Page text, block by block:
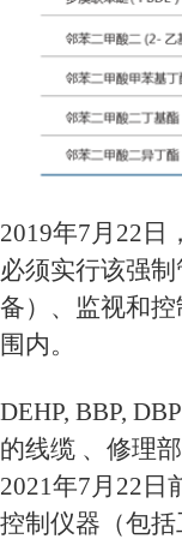
2019年7月22日
必须实行该强
备）、监视和
围内。
DEHP, BBP,
的线缆 、修理
2021年7月22日
控制仪器（包括